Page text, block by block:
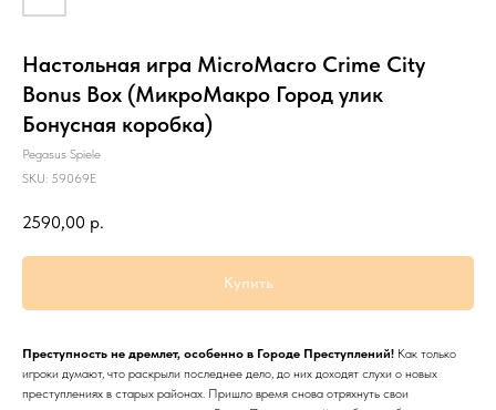
Настольная игра MicroMacro Crime City
Bonus Box (МикроМакро Город улик
Бонусная коробка)
Pegasus Spiele
SKU: 59069E
2590,00 р.
Купить
Преступность не дремлет, особенно в Городе Преступлений! Как только
игроки думают, что раскрыли последнее дело, до них доходят слухи о новых
преступлениях в старых районах. Пришло время снова отряхнуть свои